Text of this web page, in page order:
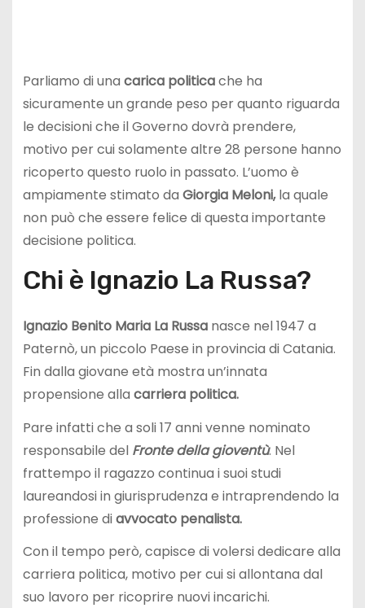
Parliamo di una carica politicache ha
sicuramente un grande peso per quanto riguarda
le decisioni che il Governo dovrà prendere,
motivo per cui solamente altre 28 persone hanno
ricoperto questo ruolo in passato. L’uomo è
ampiamente stimato da Giorgia Meloni,la quale
non può che essere felice di questa importante
decisione politica.
Chi è Ignazio La Russa?
Ignazio Benito Maria La Russanasce nel 1947 a
Paternò, un piccolo Paese in provincia di Catania.
Fin dalla giovane età mostra un’innata
propensione alla carriera politica.
Pare infatti che a soli 17 anni venne nominato
responsabile del Fronte della gioventù. Nel
frattempo il ragazzo continua i suoi studi
laureandosi in giurisprudenza e intraprendendo la
professione diavvocato penalista.
Con il tempo però, capisce di volersi dedicare alla
carriera politica, motivo per cui si allontana dal
suo lavoro per ricoprire nuovi incarichi.